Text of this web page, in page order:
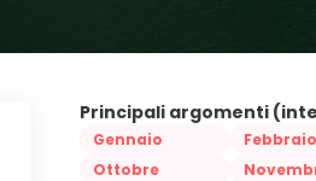
Principali argomenti
Gennaio Febbraio
Ottobre